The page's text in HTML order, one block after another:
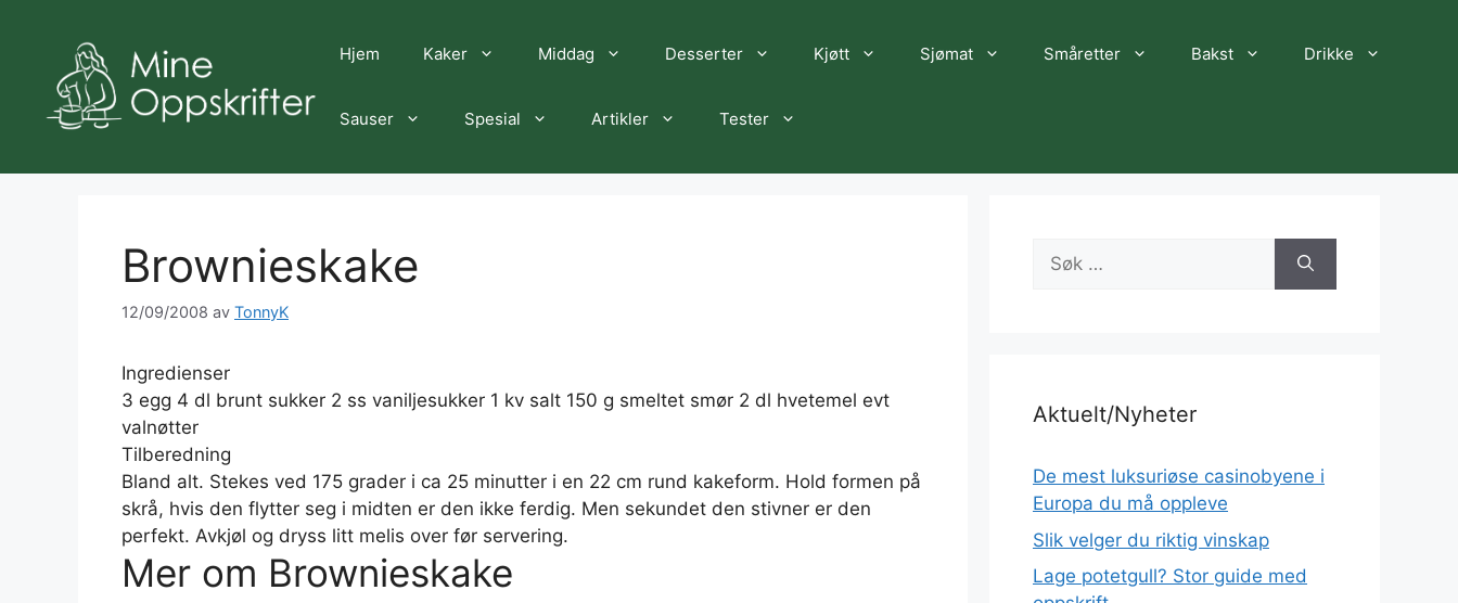
Hjem Kaker Middag Desserter Kjøtt Sjømat Småretter Bakst Drikke
Sauser Spesial Artikler Tester
Brownieskake
12/09/2008 av TonnyK
Ingredienser
3 egg 4 dl brunt sukker 2 ss vaniljesukker 1 kv salt 150 g smeltet smør 2 dl hvetemel evt
valnøtter
Tilberedning
Bland alt. Stekes ved 175 grader i ca 25 minutter i en 22 cm rund kakeform. Hold formen på
skrå, hvis den flytter seg i midten er den ikke ferdig. Men sekundet den stivner er den
perfekt. Avkjøl og dryss litt melis over før servering.
Mer om Brownieskake
Søk
etter:
Aktuelt/Nyheter
De mest luksuriøse casinobyene i
Europa du må oppleve
Slik velger du riktig vinskap
Lage potetgull? Stor guide med